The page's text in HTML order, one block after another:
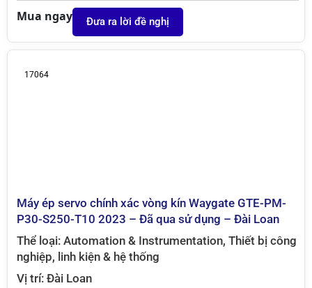
Mua ngay Đưa ra lời đề nghị
17064
Máy ép servo chính xác vòng kín Waygate GTE-PM-
P30-S250-T10 2023 – Đã qua sử dụng – Đài Loan
Thể loại: Automation & Instrumentation, Thiết bị công
nghiệp, linh kiện & hệ thống
Vị trí: Đài Loan